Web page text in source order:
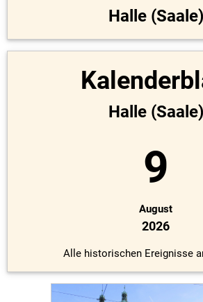
Halle (Saale)
Halle (Saale)
9
August
2026
Alle historischen Ereignisse